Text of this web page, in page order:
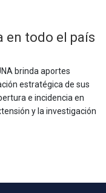
en todo el país
brinda aportes
estratégica de sus
e incidencia en
y la investigación